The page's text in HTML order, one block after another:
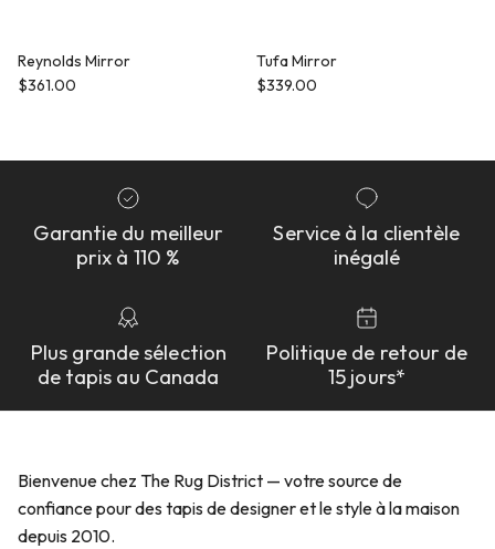
Reynolds Mirror
Prix habituel
$361.00
Tufa Mirror
Prix habituel
$339.00
Garantie du meilleur
prix à 110 %
Service à la clientèle
inégalé
Plus grande sélection
de tapis au Canada
Politique de retour de
15 jours*
Bienvenue chez The Rug District — votre source de
confiance pour des tapis de designer et le style à la maison
depuis 2010.